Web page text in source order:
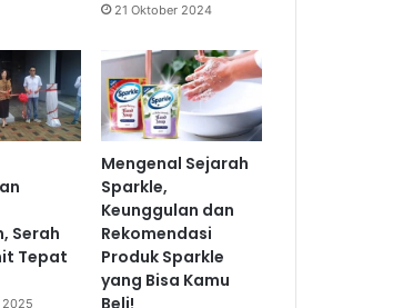
21 Oktober 2024
Serah
Tepat
2025
Mengenal Sejarah
Sparkle,
Keunggulan dan
Rekomendasi
Produk Sparkle
yang Bisa Kamu
Beli!